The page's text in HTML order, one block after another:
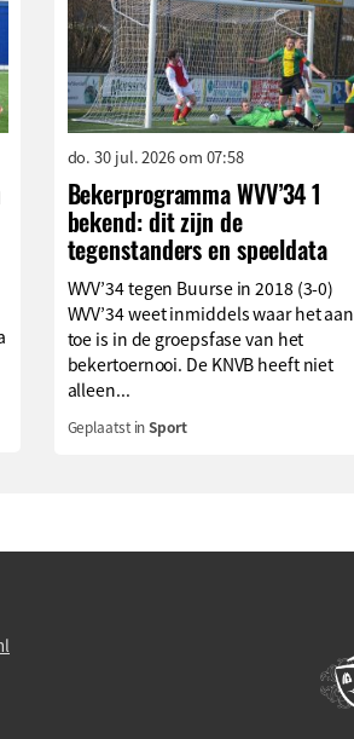
do. 30 jul. 2026 om 07:58
Bekerprogramma WVV’34 1
bekend: dit zijn de
tegenstanders en speeldata
WVV’34 tegen Buurse in 2018 (3-0)
WVV’34 weet inmiddels waar het aan
toe is in de groepsfase van het
bekertoernooi. De KNVB heeft niet
alleen...
Geplaatst inSport